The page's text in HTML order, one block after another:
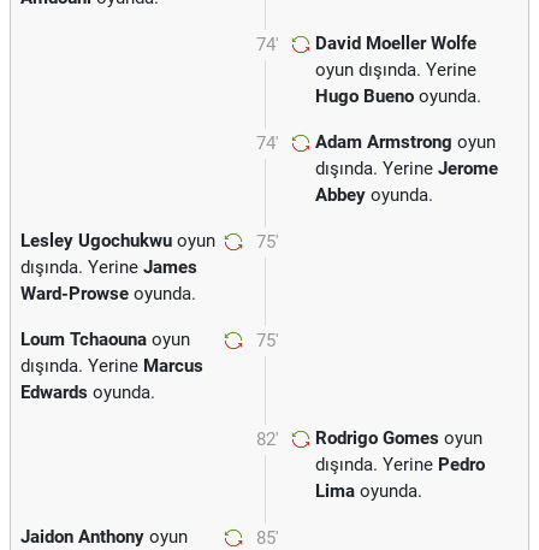
74'
David Moeller Wolfe
oyun dışında. Yerine
Hugo Bueno oyunda.
74' Adam Armstrong oyun
dışında. Yerine Jerome
Abbey oyunda.
75'
Lesley Ugochukwu oyun
dışında. Yerine James
Ward-Prowse oyunda.
75'
Loum Tchaouna oyun
dışında. Yerine Marcus
Edwards oyunda.
82' Rodrigo Gomes oyun
dışında. Yerine Pedro
Lima oyunda.
85'
Jaidon Anthony oyun